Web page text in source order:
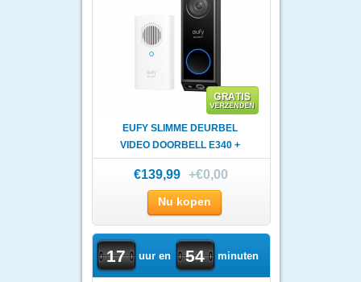
EUFY SLIMME DEURBEL
VIDEO DOORBELL E340 +
CHIME
€139,99 +€0,00
Nu kopen
17 uur en 54 minuten